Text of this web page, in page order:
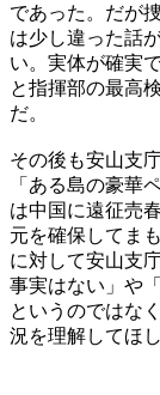
であった。だが
は少し違った話
い。実体が確実
と指揮部の最高
だ。
その後も安山支
「ある島の豪華
は中国に遠征売
元を確保してま
に対して安山支
事実はない」や
というのではな
況を理解してほ